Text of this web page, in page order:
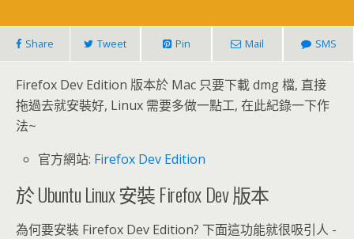
Share Tweet Pin Mail SMS
Firefox Dev Edition 版本於 Mac 只要下載 dmg 檔, 直接
拖過去就安裝好, Linux 需要多做一點工, 在此紀錄一下作
法~
官方網站: Firefox Dev Edition
於 Ubuntu Linux 安裝 Firefox Dev 版本
為何要安裝 Firefox Dev Edition? 下面這功能就很吸引人 -